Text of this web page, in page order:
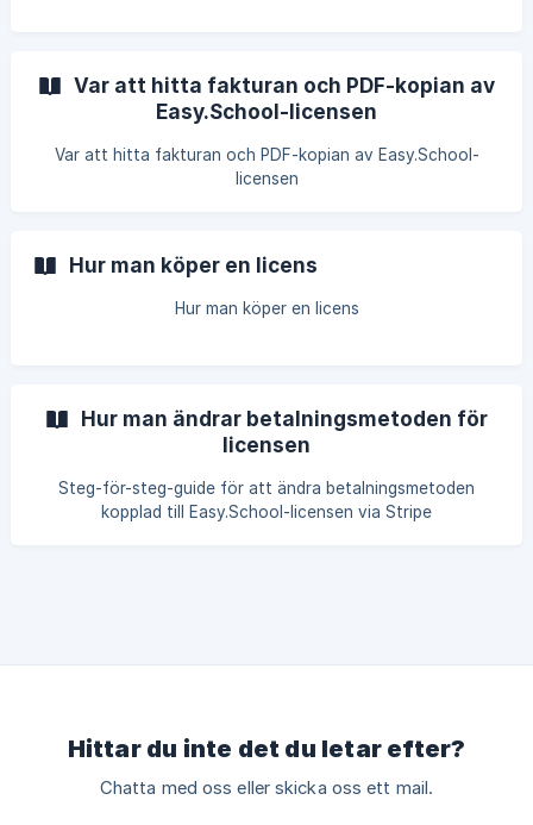
Var att hitta fakturan och PDF-kopian av
Easy.School-licensen
Var att hitta fakturan och PDF-kopian av Easy.School-
licensen
Hur man köper en licens
Hur man köper en licens
Hur man ändrar betalningsmetoden för
licensen
Steg-för-steg-guide för att ändra betalningsmetoden
kopplad till Easy.School-licensen via Stripe
Hittar du inte det du letar efter?
Chatta med oss eller skicka oss ett mail.